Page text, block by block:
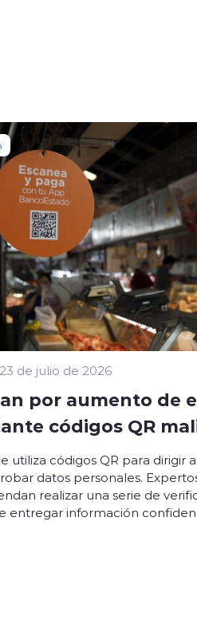
de julio de 2026
por aumento de
códigos QR
utiliza códigos QR para dirigir
datos personales.
realizar una serie de
entregar información